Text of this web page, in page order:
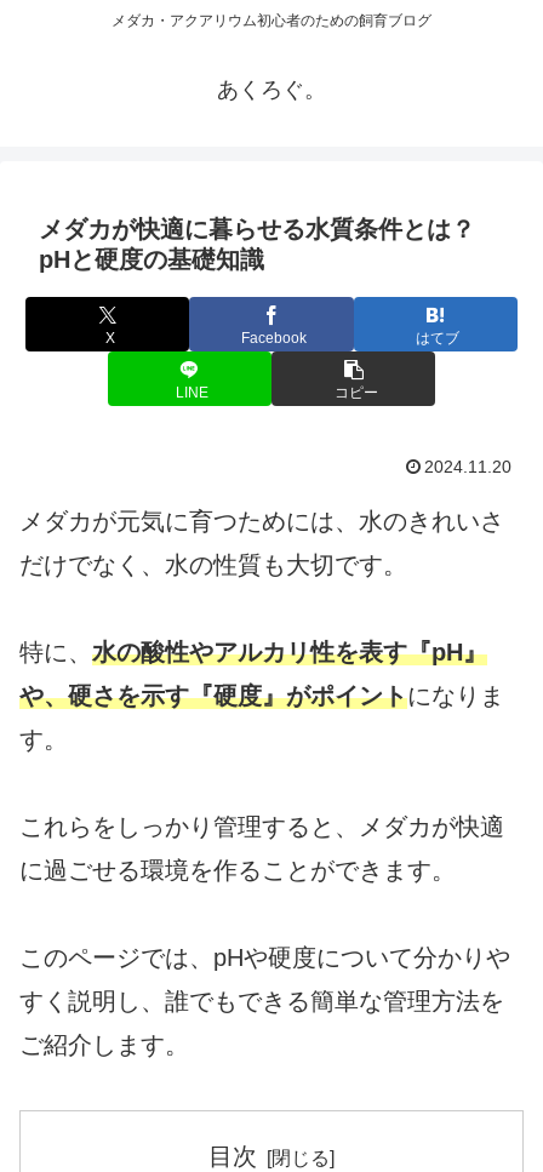
メダカ・アクアリウム初心者のための飼育ブログ
あくろぐ。
メダカが快適に暮らせる水質条件とは？
pHと硬度の基礎知識
X Facebook はてブ
LINE コピー
2024.11.20
メダカが元気に育つためには、水のきれいさ
だけでなく、水の性質も大切です。
特に、 水の酸性やアルカリ性を表す『pH』
や、硬さを示す『硬度』がポイントになりま
す。
これらをしっかり管理すると、メダカが快適
に過ごせる環境を作ることができます。
このページでは、pHや硬度について分かりや
すく説明し、誰でもできる簡単な管理方法を
ご紹介します。
目次